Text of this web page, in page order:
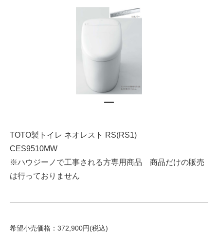
TOTO製トイレ ネオレスト RS(RS1)
CES9510MW
※ハウジーノで工事される方専用商品 商品だけの販売
は行っておりません
希望小売価格：372,900円(税込)